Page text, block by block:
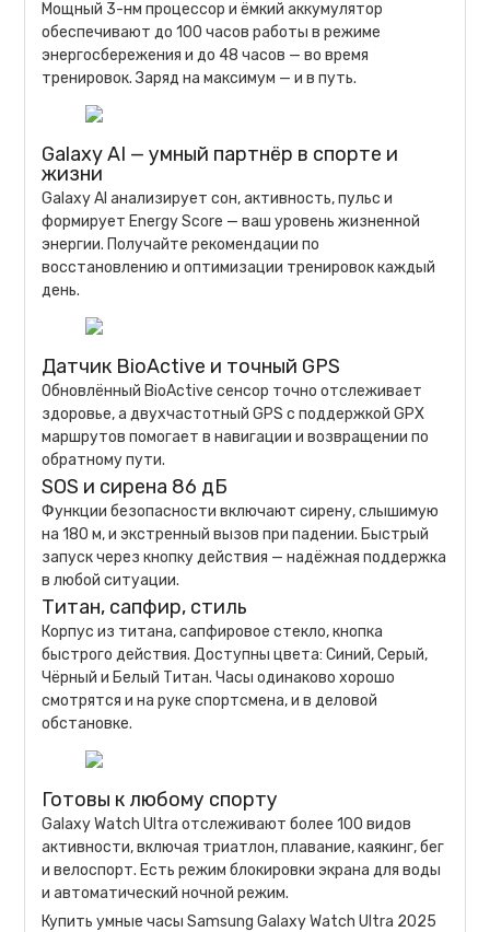
Мощный 3-нм процессор и ёмкий аккумулятор
обеспечивают до 100 часов работы в режиме
энергосбережения и до 48 часов — во время
тренировок. Заряд на максимум — и в путь.
Galaxy AI — умный партнёр в спорте и
жизни
Galaxy AI анализирует сон, активность, пульс и
формирует Energy Score — ваш уровень жизненной
энергии. Получайте рекомендации по
восстановлению и оптимизации тренировок каждый
день.
Датчик BioActive и точный GPS
Обновлённый BioActive сенсор точно отслеживает
здоровье, а двухчастотный GPS с поддержкой GPX
маршрутов помогает в навигации и возвращении по
обратному пути.
SOS и сирена 86 дБ
Функции безопасности включают сирену, слышимую
на 180 м, и экстренный вызов при падении. Быстрый
запуск через кнопку действия — надёжная поддержка
в любой ситуации.
Титан, сапфир, стиль
Корпус из титана, сапфировое стекло, кнопка
быстрого действия. Доступны цвета: Синий, Серый,
Чёрный и Белый Титан. Часы одинаково хорошо
смотрятся и на руке спортсмена, и в деловой
обстановке.
Готовы к любому спорту
Galaxy Watch Ultra отслеживают более 100 видов
активности, включая триатлон, плавание, каякинг, бег
и велоспорт. Есть режим блокировки экрана для воды
и автоматический ночной режим.
Купить умные часы Samsung Galaxy Watch Ultra 2025